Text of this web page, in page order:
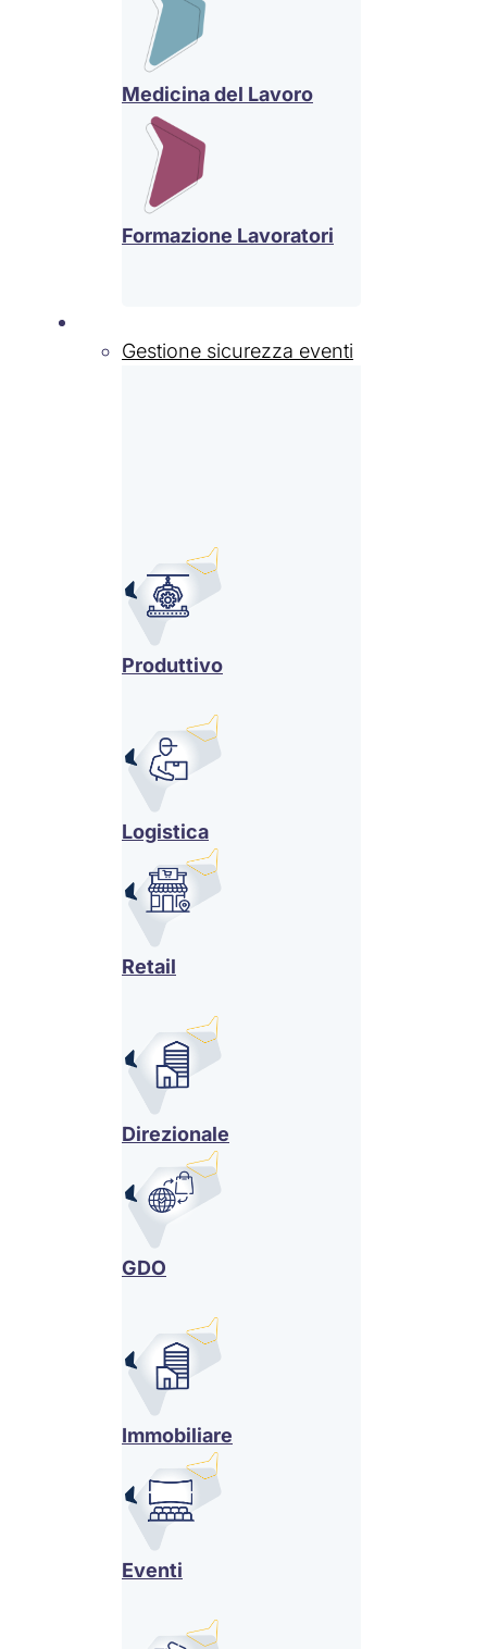
Medicina del Lavoro
Formazione Lavoratori
Gestione sicurezza eventi
Produttivo
Logistica
Retail
Direzionale
GDO
Immobiliare
Eventi